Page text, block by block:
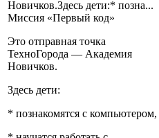
Новичков.Здесь дети:* позна...
Миссия «Первый код»
Это отправная точка
ТехноГорода — Академия
Новичков.
Здесь дети:
* познакомятся с компьютером,